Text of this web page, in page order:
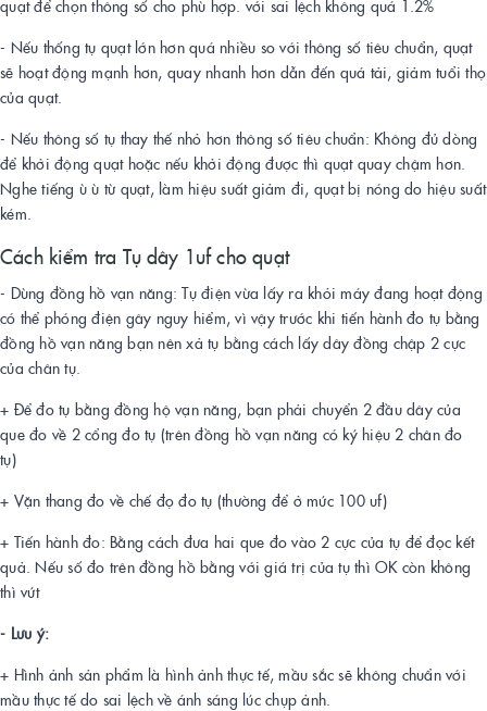
quạt để chọn thông số cho phù hợp. với sai lệch không quá 1.2%
- Nếu thống tụ quạt lớn hơn quá nhiều so với thông số tiêu chuẩn, quạt
sẽ hoạt động mạnh hơn, quay nhanh hơn dẫn đến quá tải, giảm tuổi thọ
của quạt.
- Nếu thông số tụ thay thế nhỏ hơn thông số tiêu chuẩn: Không đủ dòng
để khởi động quạt hoặc nếu khởi động được thì quạt quay chậm hơn.
Nghe tiếng ù ù từ quạt, làm hiệu suất giảm đi, quạt bị nóng do hiệu suất
kém.
Cách kiểm tra Tụ dây 1uf cho quạt
- Dùng đồng hồ vạn năng: Tụ điện vừa lấy ra khỏi máy đang hoạt động
có thể phóng điện gây nguy hiểm, vì vậy trước khi tiến hành đo tụ bằng
đồng hồ vạn năng bạn nên xả tụ bằng cách lấy dây đồng chập 2 cực
của chân tụ.
+ Để đo tụ bằng đồng hộ vạn năng, bạn phải chuyển 2 đầu dây của
que đo về 2 cổng đo tụ (trên đồng hồ vạn năng có ký hiệu 2 chân đo
tụ)
+ Vặn thang đo về chế đọ đo tụ (thường để ở mức 100 uf)
+ Tiến hành đo: Bằng cách đưa hai que đo vào 2 cực của tụ để đọc kết
quả. Nếu số đo trên đồng hồ bằng với giá trị của tụ thì OK còn không
thì vứt
- Lưu ý:
+ Hình ảnh sản phẩm là hình ảnh thực tế, mầu sắc sẽ không chuẩn với
mầu thực tế do sai lệch về ánh sáng lúc chụp ảnh.